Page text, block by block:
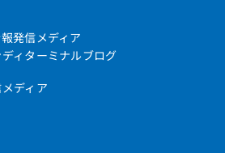
発信メディア
ィターミナルブログ
ディア